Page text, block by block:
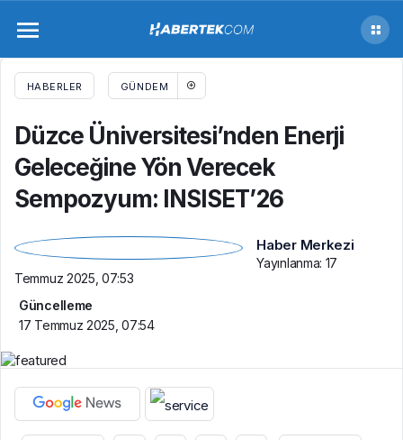
HABERLER GÜNDEM
Düzce Üniversitesi’nden Enerji
Geleceğine Yön Verecek
Sempozyum: INSISET’26
Haber Merkezi
Yayınlanma: 17
Temmuz 2025, 07:53
Güncelleme
17 Temmuz 2025, 07:54
Düzce Üniversitesi’nden Enerji Geleceğine
Yön Verecek Sempozyum: INSISET’26